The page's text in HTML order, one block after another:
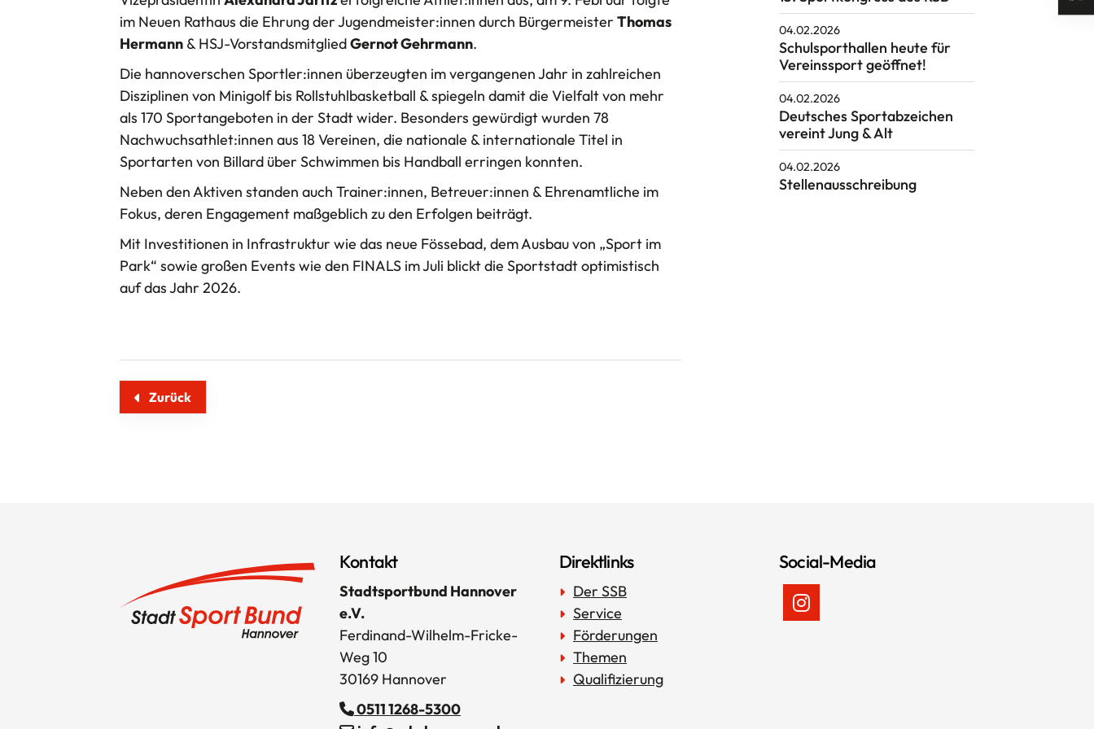
im Neuen Rathaus die Ehrung der Jugendmeister:innen durch Bürgermeister Thomas
Hermann & HSJ-VorstandsmitgliedGernot Gehrmann.
Die hannoverschen Sportler:innen überzeugten im vergangenen Jahr in zahlreichen
Disziplinen von Minigolf bis Rollstuhlbasketball & spiegeln damit die Vielfalt von mehr
als 170 Sportangeboten in der Stadt wider. Besonders gewürdigt wurden 78
Nachwuchsathlet:innen aus 18 Vereinen, die nationale & internationale Titel in
Sportarten von Billard über Schwimmen bis Handball erringen konnten.
Neben den Aktiven standen auch Trainer:innen, Betreuer:innen & Ehrenamtliche im
Fokus, deren Engagement maßgeblich zu den Erfolgen beiträgt.
Mit Investitionen in Infrastruktur wie das neue Fössebad, dem Ausbau von „Sport im
Park“ sowie großen Events wie den FINALS im Juli blickt die Sportstadt optimistisch
auf das Jahr 2026.
Zurück
04.02.2026
Schulsporthallen heute für
Vereinssport geöffnet!
04.02.2026
Deutsches Sportabzeichen
vereint Jung & Alt
04.02.2026
Stellenausschreibung
Kontakt
Stadtsportbund Hannover
e.V.
Ferdinand-Wilhelm-Fricke-
Weg 10
30169 Hannover
0511 1268-5300
Direktlinks
Der SSB
Service
Förderungen
Themen
Qualifizierung
Social-Media